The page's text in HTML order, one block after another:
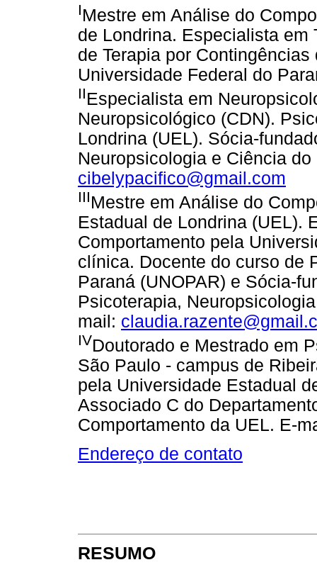
IMestre em Análise do
de Londrina. Especialista em
de Terapia por
Universidade Federal do
IIEspecialista em
Neuropsicológico (CDN).
Londrina (UEL). Sócia-
Neuropsicologia e Ciência
cibelypacifico@gmail.com
IIIMestre em Análise do
Estadual de Londrina (UEL).
Comportamento pela
clínica. Docente do curso de
Paraná (UNOPAR) e Sócia-
Psicoterapia,
mail:
IVDoutorado e Mestrado em
São Paulo - campus de
pela Universidade Estadual
Associado C do
Comportamento da UEL. E-
Endereço de contato
RESUMO